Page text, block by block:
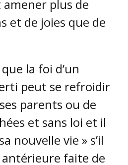
plus de
et de joies que de
la foi d’un
peut se refroidir
parents ou de
et sans loi et il
nouvelle vie » s’il
faite de